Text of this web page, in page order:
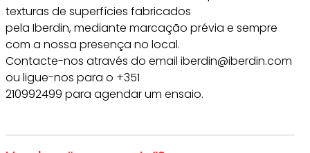
texturas de superfícies fabricados
pela Iberdin, mediante marcação prévia e sempre
com a nossa presença no local.
Contacte-nos através do email iberdin@iberdin.com
ou ligue-nos para o +351
210992499 para agendar um ensaio.